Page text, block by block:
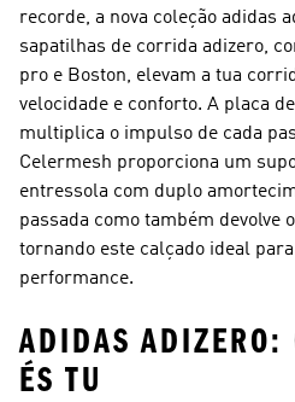
recorde, a nova coleção adidas
sapatilhas de corrida adizero,
pro e Boston, elevam a tua
velocidade e conforto. A placa
multiplica o impulso de cada
Celermesh proporciona um
entressola com duplo
passada como também devolve
tornando este calçado ideal
performance.
ADIDAS ADIZERO:
ÉS TU